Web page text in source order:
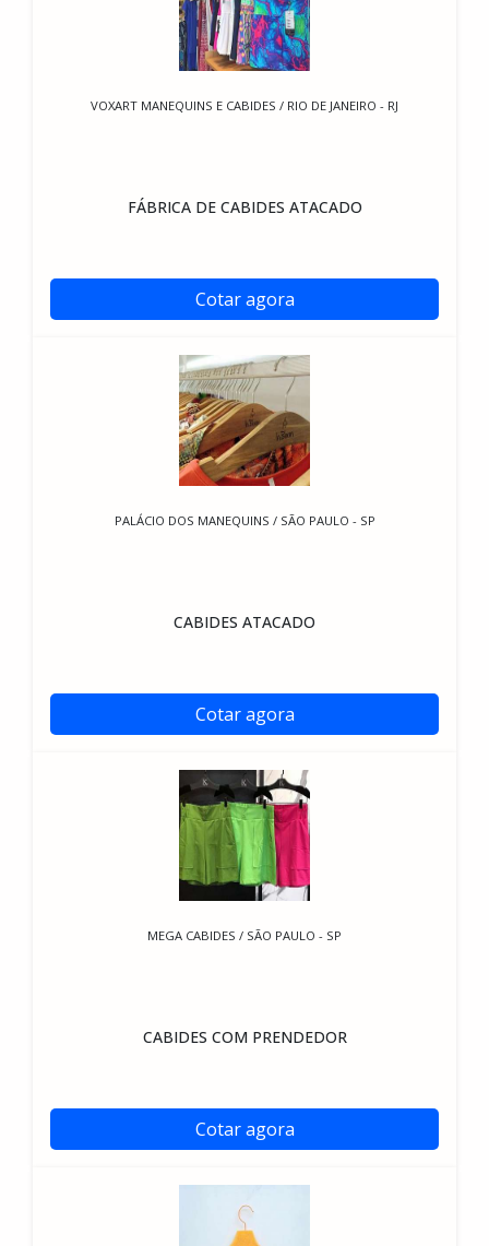
VOXART MANEQUINS E CABIDES / RIO DE JANEIRO - RJ
FÁBRICA DE CABIDES ATACADO
Cotar agora
PALÁCIO DOS MANEQUINS / SÃO PAULO - SP
CABIDES ATACADO
Cotar agora
MEGA CABIDES / SÃO PAULO - SP
CABIDES COM PRENDEDOR
Cotar agora